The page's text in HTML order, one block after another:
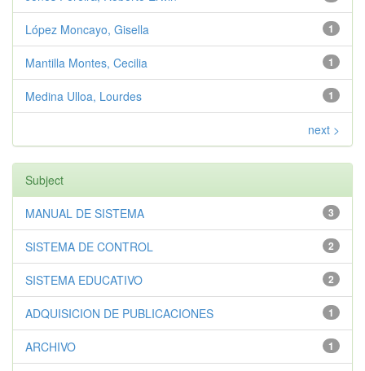
1
López Moncayo, Gisella
1
Mantilla Montes, Cecilia
1
Medina Ulloa, Lourdes
next >
Subject
3
MANUAL DE SISTEMA
2
SISTEMA DE CONTROL
2
SISTEMA EDUCATIVO
1
ADQUISICION DE PUBLICACIONES
1
ARCHIVO